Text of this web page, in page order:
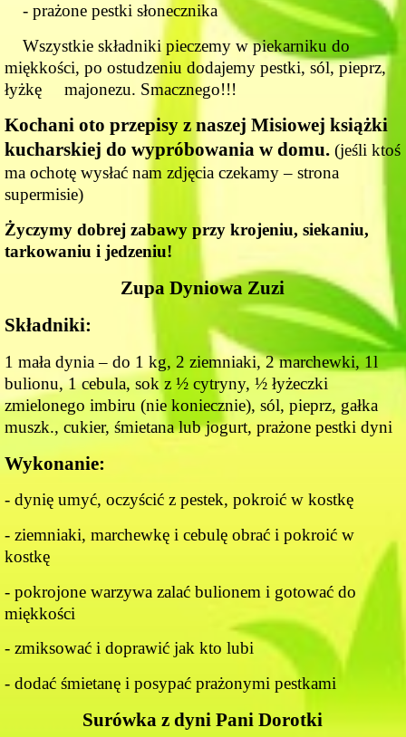
- prażone pestki słonecznika
Wszystkie składniki pieczemy w piekarniku do
miękkości, po ostudzeniu dodajemy pestki, sól, pieprz,
łyżkę majonezu. Smacznego!!!
Kochani oto przepisy z naszej Misiowej książki
kucharskiej do wypróbowania w domu. (jeśli ktoś
ma ochotę wysłać nam zdjęcia czekamy – strona
supermisie)
Życzymy dobrej zabawy przy krojeniu, siekaniu,
tarkowaniu i jedzeniu!
Zupa Dyniowa Zuzi
Składniki:
1 mała dynia – do 1 kg, 2 ziemniaki, 2 marchewki, 1l
bulionu, 1 cebula, sok z ½ cytryny, ½ łyżeczki
zmielonego imbiru (nie koniecznie), sól, pieprz, gałka
muszk., cukier, śmietana lub jogurt, prażone pestki dyni
Wykonanie:
- dynię umyć, oczyścić z pestek, pokroić w kostkę
- ziemniaki, marchewkę i cebulę obrać i pokroić w
kostkę
- pokrojone warzywa zalać bulionem i gotować do
miękkości
- zmiksować i doprawić jak kto lubi
- dodać śmietanę i posypać prażonymi pestkami
Surówka z dyni Pani Dorotki